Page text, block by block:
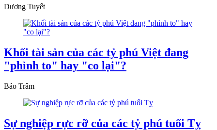
Dương Tuyết
Khối tài sản của các tỷ phú Việt đang
"phình to" hay "co lại"?
Bảo Trâm
Sự nghiệp rực rỡ của các tỷ phú tuổi Tỵ